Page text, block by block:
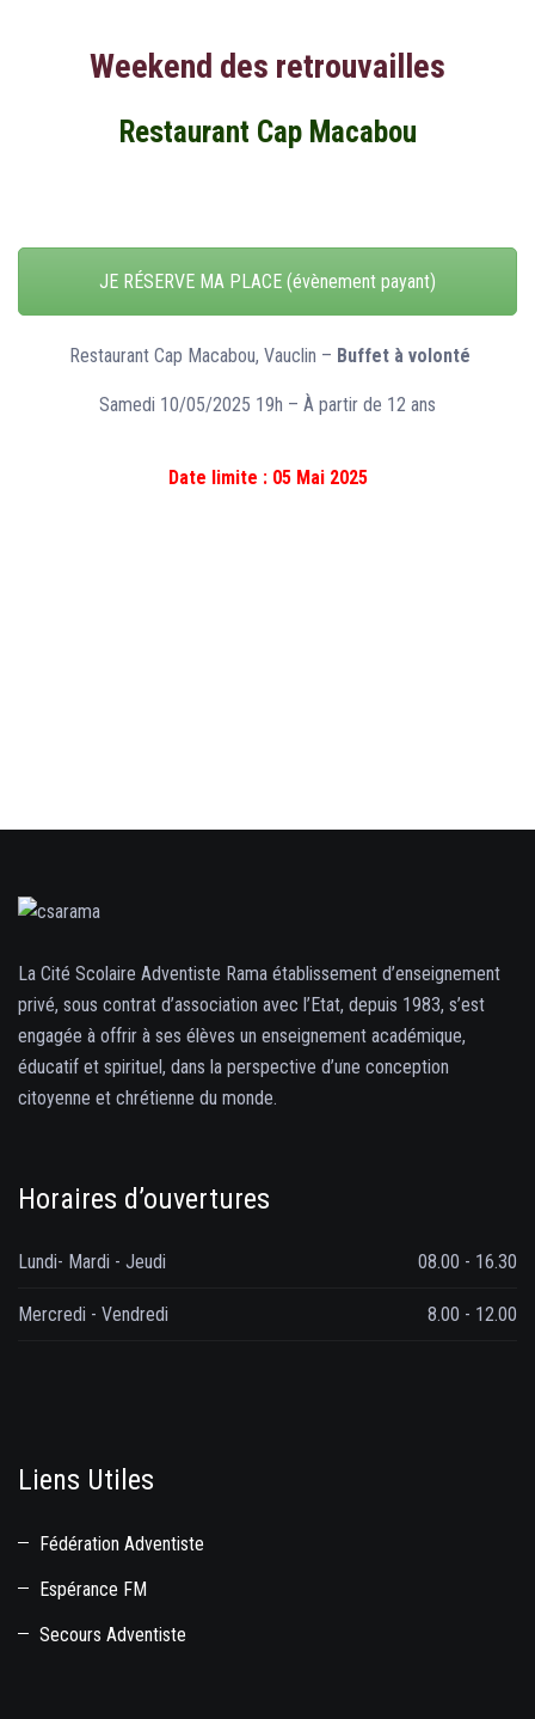
Weekend des retrouvailles
Restaurant Cap Macabou
JE RÉSERVE MA PLACE (évènement payant)
Restaurant Cap Macabou, Vauclin – Buffet à volonté
Samedi 10/05/2025 19h – À partir de 12 ans
Date limite : 05 Mai 2025
La Cité Scolaire Adventiste Rama établissement d’enseignement
privé, sous contrat d’association avec l’Etat, depuis 1983, s’est
engagée à offrir à ses élèves un enseignement académique,
éducatif et spirituel, dans la perspective d’une conception
citoyenne et chrétienne du monde.
Horaires d’ouvertures
Lundi- Mardi - Jeudi 08.00 - 16.30
Mercredi - Vendredi 8.00 - 12.00
Liens Utiles
Fédération Adventiste
Espérance FM
Secours Adventiste